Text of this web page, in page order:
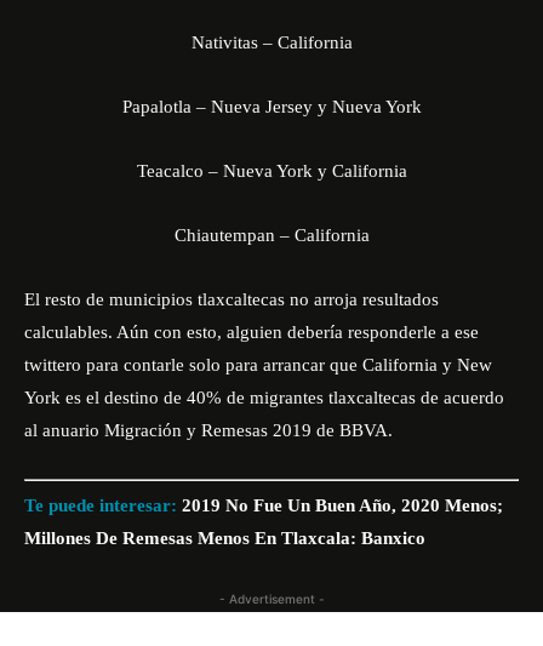
Nativitas – California
Papalotla – Nueva Jersey y Nueva York
Teacalco – Nueva York y California
Chiautempan – California
El resto de municipios tlaxcaltecas no arroja resultados
calculables. Aún con esto, alguien debería responderle a ese
twittero para contarle solo para arrancar que California y New
York es el destino de 40% de migrantes tlaxcaltecas de acuerdo
al anuario Migración y Remesas 2019 de BBVA.
Te puede interesar: 2019 No Fue Un Buen Año, 2020 Menos;
Millones De Remesas Menos En Tlaxcala: Banxico
- Advertisement -